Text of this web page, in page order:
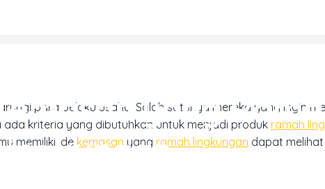
yang
para pelaku usaha. Salah satunya mereka yang ingin
ada kriteria yang dibutuhkan untuk menjadi produk ramah
memiliki ide kemasan yang ramah lingkungan dapat